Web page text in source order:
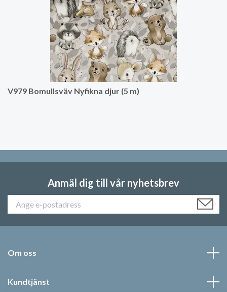
V979 Bomullsväv Nyfikna djur (5 m)
Anmäl dig till vår nyhetsbrev
Om oss
Kundtjänst